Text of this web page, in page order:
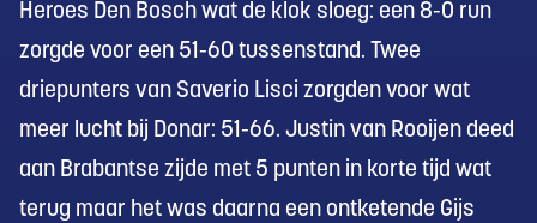
Heroes Den Bosch wat de klok sloeg: een 8-0 run
zorgde voor een 51-60 tussenstand. Twee
driepunters van Saverio Lisci zorgden voor wat
meer lucht bij Donar: 51-66. Justin van Rooijen deed
aan Brabantse zijde met 5 punten in korte tijd wat
terug maar het was daarna een ontketende Gijs